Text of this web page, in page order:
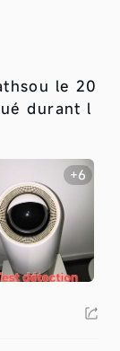
le 20
durant l
+6